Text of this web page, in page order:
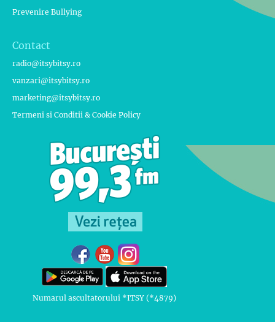
Prevenire Bullying
Contact
radio@itsybitsy.ro
vanzari@itsybitsy.ro
marketing@itsybitsy.ro
Termeni si Conditii & Cookie Policy
Numarul ascultatorului *ITSY (*4879)